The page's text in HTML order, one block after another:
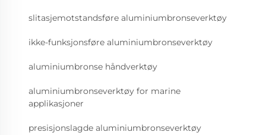
slitasjemotstandsføre aluminiumbronseverktøy
ikke-funksjonsføre aluminiumbronseverktøy
aluminiumbronse håndverktøy
aluminiumbronseverktøy for marine
applikasjoner
presisjonslagde aluminiumbronseverktøy